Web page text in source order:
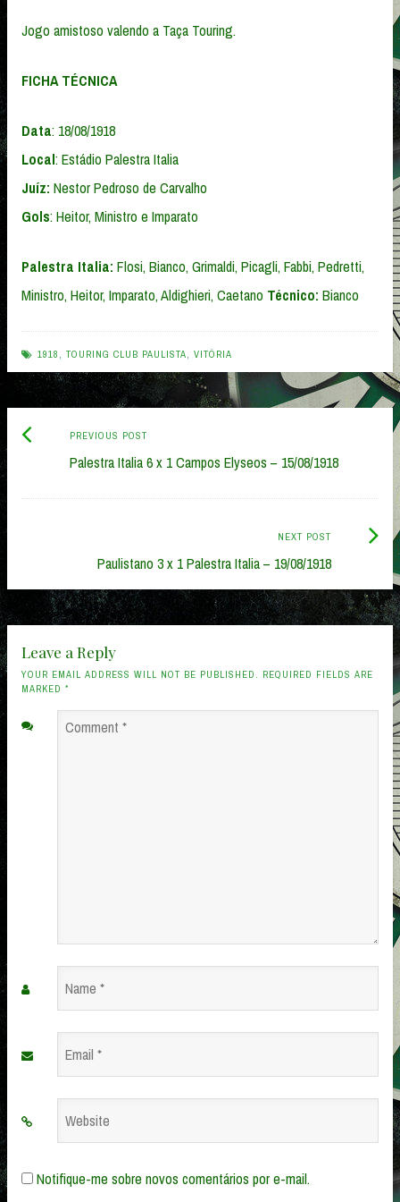
Jogo amistoso valendo a Taça Touring.
FICHA TÉCNICA
Data: 18/08/1918
Local: Estádio Palestra Italia
Juíz: Nestor Pedroso de Carvalho
Gols: Heitor, Ministro e Imparato
Palestra Italia: Flosi, Bianco, Grimaldi, Picagli, Fabbi, Pedretti,
Ministro, Heitor, Imparato, Aldighieri, Caetano Técnico: Bianco
1918 TOURING CLUB PAULISTA VITÓRIA
Post
navigation
PREVIOUS POSTPrevious
post:
Palestra Italia 6 x 1 Campos Elyseos – 15/08/1918
NEXT POST
Paulistano 3 x 1 Palestra Italia – 19/08/1918
Next
Leave a Reply
YOUR EMAIL ADDRESS WILL NOT BE PUBLISHED. REQUIRED FIELDS ARE
MARKED *
Comment
Name
Email
Website
Notifique-me sobre novos comentários por e-mail.